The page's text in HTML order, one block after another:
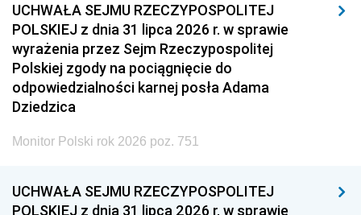
UCHWAŁA SEJMU RZECZYPOSPOLITEJ
POLSKIEJ z dnia 31 lipca 2026 r. w sprawie
wyrażenia przez Sejm Rzeczypospolitej
Polskiej zgody na pociągnięcie do
odpowiedzialności karnej posła Adama
Dziedzica
Monitor Polski rok 2026 poz. 751
UCHWAŁA SEJMU RZECZYPOSPOLITEJ
POLSKIEJ z dnia 31 lipca 2026 r. w sprawie